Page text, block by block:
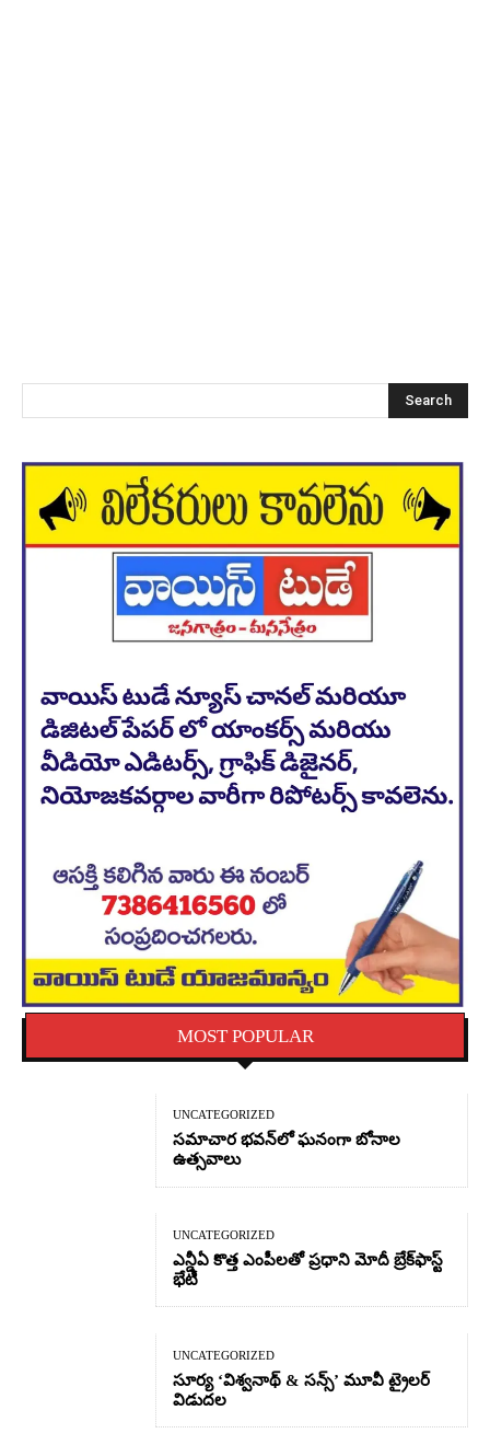
Search
MOST POPULAR
UNCATEGORIZED
సమాచార భవన్‌లో ఘనంగా బోనాల
ఉత్సవాలు
UNCATEGORIZED
ఎన్డీఏ కొత్త ఎంపీలతో ప్రధాని మోదీ బ్రేక్‌ఫాస్ట్
భేటీ
UNCATEGORIZED
సూర్య ‘విశ్వనాథ్ & సన్స్’ మూవీ ట్రైలర్
విడుదల